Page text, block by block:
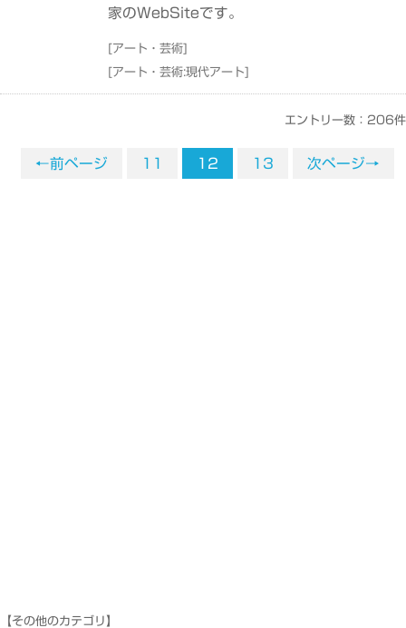
家のWebSiteです。
[アート・芸術]
[アート・芸術:現代アート]
エントリー数：206件
←前ページ 11 12 13 次ページ→
【その他のカテゴリ】